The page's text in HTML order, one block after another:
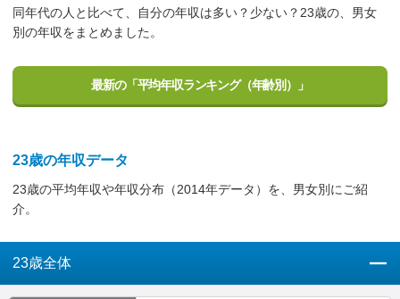
同年代の人と比べて、自分の年収は多い？少ない？23歳の、男女
別の年収をまとめました。
最新の「平均年収ランキング（年齢別）」
23歳の年収データ
23歳の平均年収や年収分布（2014年データ）を、男女別にご紹
介。
23歳全体